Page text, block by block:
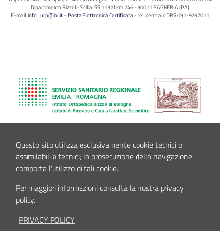
Dipartimento Rizzoli-Sicilia: SS 113 al km 246 - 90011 BAGHERIA (PA)
E-mail:info_urp@ior.it Posta Elettronica Certificata tel. centrale DRS 091-9297011
Questo sito utilizza esclusivamente cookie tecnici o
assimilabili a tecnici; la prosecuzione della navigazione
comporta l'utilizzo di tali cookie.
Per maggiori informazioni consulta la nostra privacy
policy.
PRIVACY POLICY